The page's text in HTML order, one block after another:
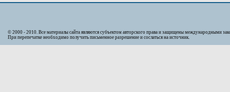
© 2000 - 2010. Bсе материалы сайта являются субъектом авторского права и защищены международными
При перепечатке необходимо получить письменное разрешение и сослаться на источник.